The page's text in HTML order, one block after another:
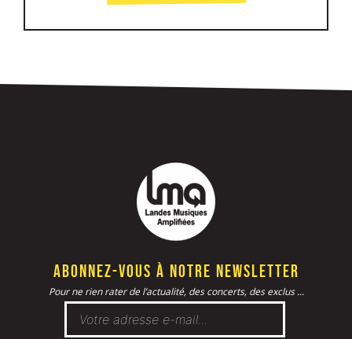
Abonnez-vous à notre newsletter
Pour ne rien rater de l’actualité, des concerts, des exclus ...